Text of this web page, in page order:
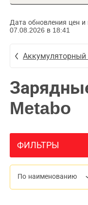
Дата обновления цен и
07.08.2026 в 18:41
Аккумуляторный
Metabo
ФИЛЬТРЫ
По наименованию